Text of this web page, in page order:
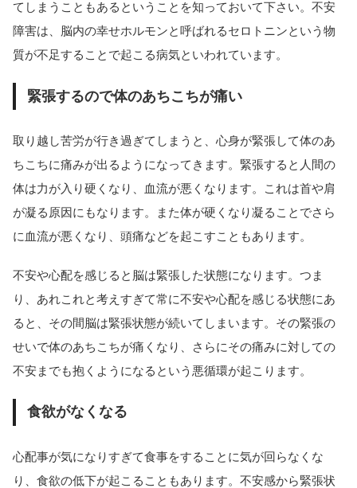
てしまうこともあるということを知っておいて下さい。不安
障害は、脳内の幸せホルモンと呼ばれるセロトニンという物
質が不足することで起こる病気といわれています。
緊張するので体のあちこちが痛い
取り越し苦労が行き過ぎてしまうと、心身が緊張して体のあ
ちこちに痛みが出るようになってきます。緊張すると人間の
体は力が入り硬くなり、血流が悪くなります。これは首や肩
が凝る原因にもなります。また体が硬くなり凝ることでさら
に血流が悪くなり、頭痛などを起こすこともあります。
不安や心配を感じると脳は緊張した状態になります。つま
り、あれこれと考えすぎて常に不安や心配を感じる状態にあ
ると、その間脳は緊張状態が続いてしまいます。その緊張の
せいで体のあちこちが痛くなり、さらにその痛みに対しての
不安までも抱くようになるという悪循環が起こります。
食欲がなくなる
心配事が気になりすぎて食事をすることに気が回らなくな
り、食欲の低下が起こることもあります。不安感から緊張状